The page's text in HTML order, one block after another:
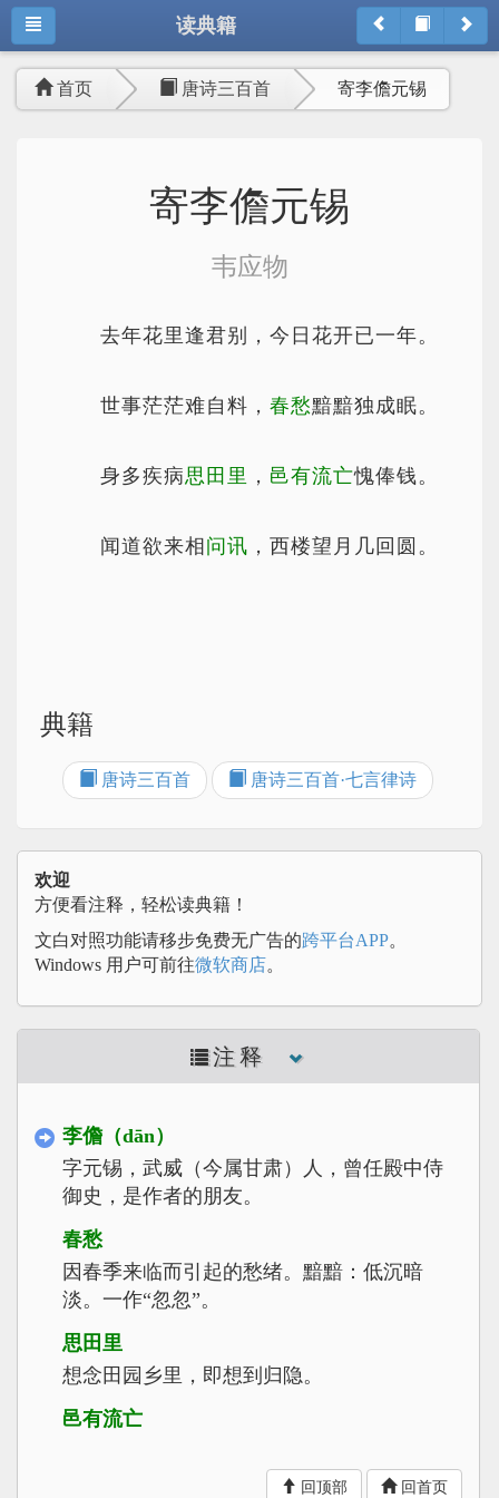
读典籍
首页 唐诗三百首 寄李儋元锡
寄李儋元锡
韦应物
去年花里逢君别，今日花开已一年。
世事茫茫难自料， 春愁黯黯独成眠。
身多疾病思田里 ， 邑有流亡愧俸钱。
闻道欲来相 问讯 ，西楼望月几回圆。
典籍
唐诗三百首 唐诗三百首·七言律诗
欢迎
方便看注释，轻松读典籍！
文白对照功能请移步免费无广告的跨平台APP。
Windows 用户可前往微软商店。
注释
李儋（dān）
字元锡，武威（今属甘肃）人，曾任殿中侍
御史，是作者的朋友。
春愁
因春季来临而引起的愁绪。黯黯：低沉暗
淡。一作“忽忽”。
思田里
想念田园乡里，即想到归隐。
邑有流亡
钱：感到惭愧的是自己食国家的俸禄，而没
回顶部 回首页